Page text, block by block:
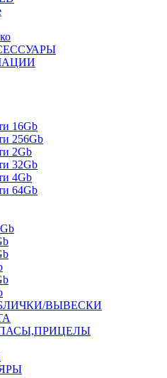
16Gb
256Gb
2Gb
32Gb
4Gb
64Gb
ВЫВЕСКИ